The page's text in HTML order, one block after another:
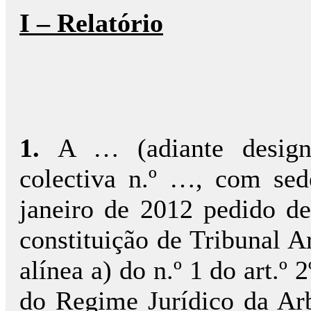
I – Relatório
1. A … (adiante
colectiva n.º …, com
janeiro de 2012 pedido
constituição de Tribunal
alínea a) do n.º 1 do art.º
do Regime Jurídico da